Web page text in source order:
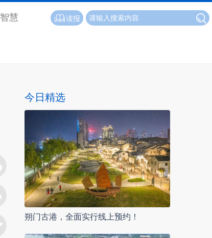
智慧 读报
今日精选
朔门古港，全面实行线上预约！